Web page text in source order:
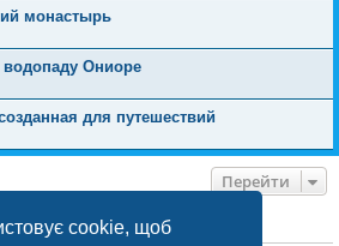
cookie, щоб
монастырь
водопаду Ониоре
для путешествий
Перейти